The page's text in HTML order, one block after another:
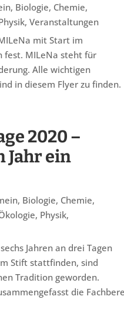
, Biologie, Chemie,
,Veranstaltungen
mit Start im
fest. MILeNa steht für
Alle wichtigen
in diesem Flyer zu finden.
2020 –
Jahr ein
, Biologie, Chemie,
, Physik,
Jahren an drei Tagen
Stift stattfinden, sind
Tradition geworden.
die